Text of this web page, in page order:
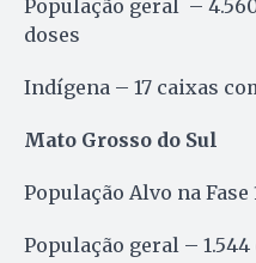
População geral –
doses
Indígena – 17 caixas
Mato Grosso do Sul
População Alvo na Fase
População geral –